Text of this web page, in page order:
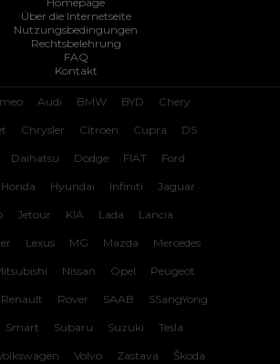
Über die Internetseite
Nutzungsbedingungen
Rechtsbelehrung
FAQ
Kontakt
Audi BMW BYD Chery
Chrysler Citroen Cupra DS
Daihatsu Dodge FIAT Ford
Honda Hyundai Infiniti Jaguar
Jetour KIA Lada Lancia
Lexus MG Mazda Mercedes
Nissan Opel Peugeot
Renault Rover SAAB SSangYong
Smart Subaru Suzuki Tesla
Volvo Zastava Škoda